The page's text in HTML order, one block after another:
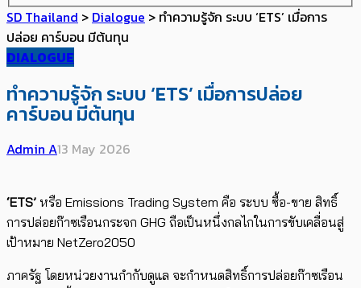
SD Thailand > Dialogue > ทำความรู้จัก ระบบ ‘ETS’ เมื่อการ
ปล่อย คาร์บอน มีต้นทุน
DIALOGUE
ทำความรู้จัก ระบบ ‘ETS’ เมื่อการปล่อย
คาร์บอน มีต้นทุน
Admin A13 May 2026
‘ETS’ หรือ Emissions Trading System​ คือ ระบบ ซื้อ-ขาย สิทธิ์
การปล่อยก๊าซเรือนกระจก GHG ถือเป็นหนึ่งกลไกในการ​ขับเคลื่อน​สู่
เป้าหมาย NetZero2050
ภาครัฐ โด​ยหน่วยงาน​กำกับดูแล จะกำหนดสิทธิ์การปล่อยก๊าซเรือน